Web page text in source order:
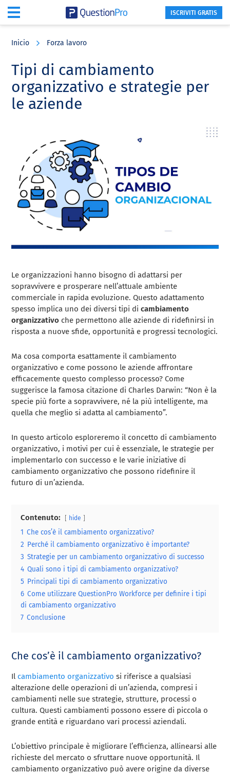
content
sidebar
ISCRIVITI GRATIS
Inicio Forza lavoro
Tipi di cambiamento
organizzativo e strategie per
le aziende
Le organizzazioni hanno bisogno di adattarsi per
sopravvivere e prosperare nell’attuale ambiente
commerciale in rapida evoluzione. Questo adattamento
spesso implica uno dei diversi tipi dicambiamento
organizzativo che permettono alle aziende di ridefinirsi in
risposta a nuove sfide, opportunità e progressi tecnologici.
Ma cosa comporta esattamente il cambiamento
organizzativo e come possono le aziende affrontare
efficacemente questo complesso processo? Come
suggerisce la famosa citazione di Charles Darwin: “Non è la
specie più forte a sopravvivere, né la più intelligente, ma
quella che meglio si adatta al cambiamento”.
In questo articolo esploreremo il concetto di cambiamento
organizzativo, i motivi per cui è essenziale, le strategie per
implementarlo con successo e le varie iniziative di
cambiamento organizzativo che possono ridefinire il
futuro di un’azienda.
Contenuto: hide
1 Che cos’è il cambiamento organizzativo?
2 Perché il cambiamento organizzativo è importante?
3 Strategie per un cambiamento organizzativo di successo
4 Quali sono i tipi di cambiamento organizzativo?
5 Principali tipi di cambiamento organizzativo
6 Come utilizzare QuestionPro Workforce per definire i tipi
di cambiamento organizzativo
7 Conclusione
Che cos’è il cambiamento organizzativo?
Il cambiamento organizzativo si riferisce a qualsiasi
alterazione delle operazioni di un’azienda, compresi i
cambiamenti nelle sue strategie, strutture, processi o
cultura. Questi cambiamenti possono essere di piccola o
grande entità e riguardano vari processi aziendali.
L’obiettivo principale è migliorare l’efficienza, allinearsi alle
richieste del mercato o sfruttare nuove opportunità. Il
cambiamento organizzativo può avere origine da diverse